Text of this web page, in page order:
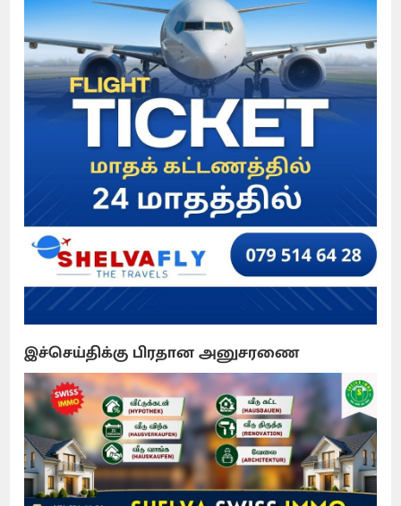
இச்செய்திக்கு பிரதான அனுசரணை